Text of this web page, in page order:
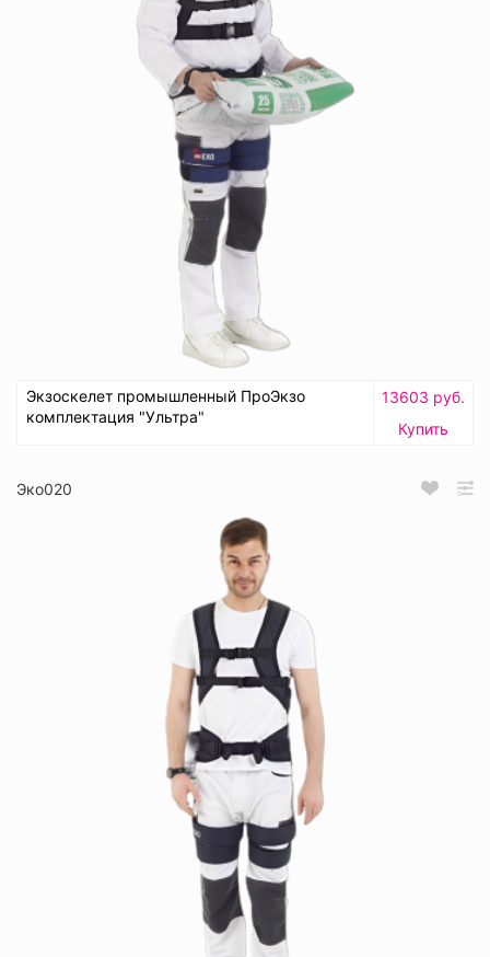
Экзоскелет промышленный ПроЭкзо
комплектация "Ультра"
13603 руб.
Купить
Эко020